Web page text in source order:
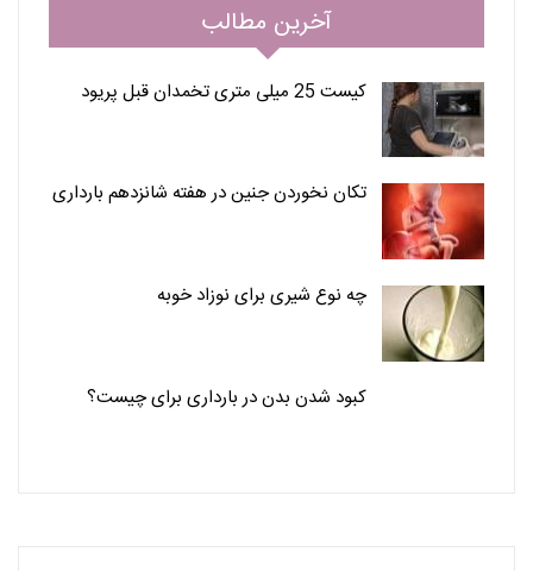
آخرین مطالب
کیست 25 میلی متری تخمدان قبل پریود
تکان نخوردن جنین در هفته شانزدهم بارداری
چه نوع شیری برای نوزاد خوبه
کبود شدن بدن در بارداری برای چیست؟